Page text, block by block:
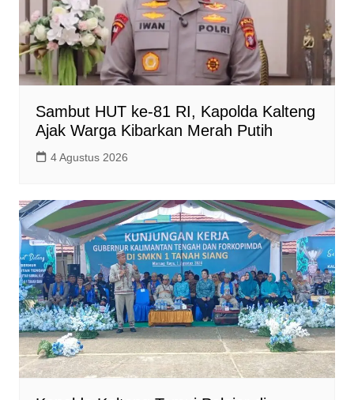
Sambut HUT ke-81 RI, Kapolda Kalteng
Ajak Warga Kibarkan Merah Putih
4 Agustus 2026